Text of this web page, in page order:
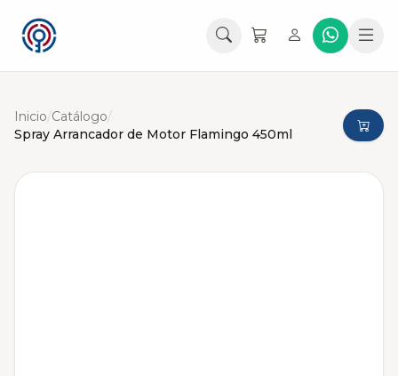
Inicio/Catálogo/
Spray Arrancador de Motor Flamingo 450ml